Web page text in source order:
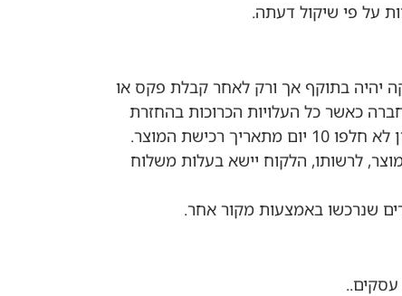
על פי שיקול דעתה.
יהיה בתוקף אך ורק לאחר קבלת פקס או
כאשר כל העלויות הכרוכות בהחזרת
המוצר.
לרשותו, הלקוח יישא בעלות משלוח
שנרכשו באמצעות מקור אחר.